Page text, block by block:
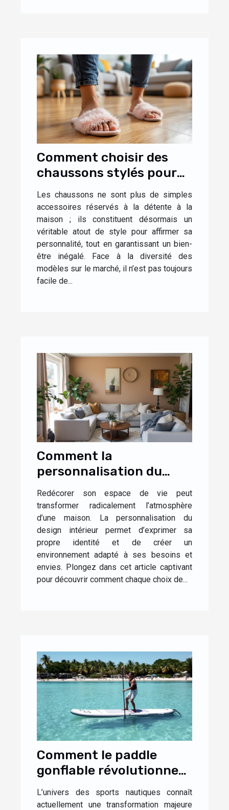
Comment choisir des
chaussons stylés pour
un confort optimal à la
maison ?
Les chaussons ne sont plus de simples
accessoires réservés à la détente à la
maison ; ils constituent désormais un
véritable atout de style pour affirmer sa
personnalité, tout en garantissant un bien-
être inégalé. Face à la diversité des
modèles sur le marché, il n’est pas toujours
facile de...
Comment la
personnalisation du
design influence-t-elle
l'ambiance de votre
maison ?
Redécorer son espace de vie peut
transformer radicalement l’atmosphère
d’une maison. La personnalisation du
design intérieur permet d’exprimer sa
propre identité et de créer un
environnement adapté à ses besoins et
envies. Plongez dans cet article captivant
pour découvrir comment chaque choix de...
Comment le paddle
gonflable révolutionne-
t-il les sports nautiques
?
L’univers des sports nautiques connaît
actuellement une transformation majeure